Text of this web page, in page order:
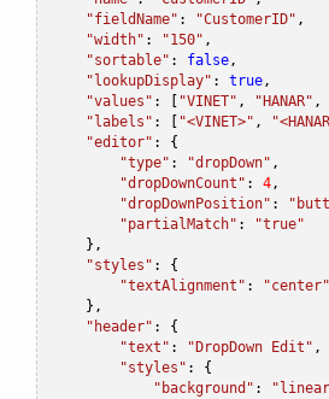
"fieldName" : "CustomerID" ,
"width" : "150" ,
"sortable" : false,
"lookupDisplay" : true,
"values" : "VINET" , "HANAR" ,
"labels" : "<VINET>" ,
"editor" :
{
"type" : "dropDown" ,
"dropDownCount" : 4,
"dropDownPosition" :
"partialMatch" :
"true"
},
"styles" :
{
"textAlignment" :
"center"
},
"header" :
{
"text" : "DropDown Edit" ,
"styles" :
{
"background" :